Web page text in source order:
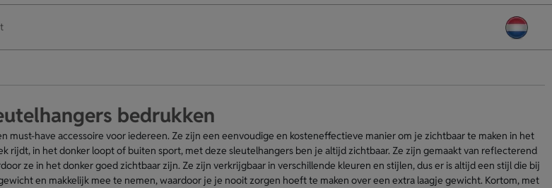
bedrukken
must-have accessoire voor iedereen. Ze zijn een eenvoudige en kosteneffectieve manier om je zichtbaar te maken in het
rijdt, in het donker loopt of buiten sport, met deze sleutelhangers ben je altijd zichtbaar. Ze zijn gemaakt van reflecterend
ze in het donker goed zichtbaar zijn. Ze zijn verkrijgbaar in verschillende kleuren en stijlen, dus er is altijd een stijl die bij
en makkelijk mee te nemen, waardoor je je nooit zorgen hoeft te maken over een extra laagje gewicht. Kortom, met